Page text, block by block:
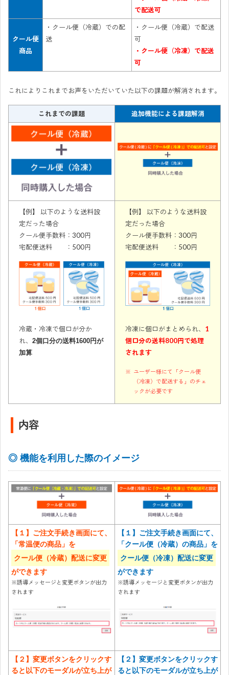
で配送可
クール便
商品
・クール便（冷蔵）での配
送
・クール便（冷蔵）で配送
可
・クール便（冷凍）で配送
可
これによりこれまでお声をいただいていた以下の課題が解消されます。
これまでの課題 追加機能による課題解消
【例】 以下のような送料設
定だった場合
クール便手数料：300円
宅配便送料 ：500円
冷蔵・冷凍で個口が分か
れ、 2個口分の送料1600円が
加算
【例】 以下のような送料設
定だった場合
クール便手数料：300円
宅配便送料 ：500円
冷凍に個口がまとめられ、 1
個口分の送料800円で処理
されます
ユーザー様にて「クール便
（冷凍）で配送する」のチェ
ックが必要です
内容
◎ 機能を利用した際のイメージ
【１】ご注文手続き画面にて、
「常温便の商品」を
クール便（冷蔵）配送に変更
ができます
※誘導メッセージと変更ボタンが出力
されます
【１】ご注文手続き画面にて、
「クール便（冷蔵）の商品」を
クール便（冷凍）配送に変更
ができます
※誘導メッセージと変更ボタンが出力
されます
【２】変更ボタンをクリックす
ると以下のモーダルが立ち上が
【２】変更ボタンをクリックす
ると以下のモーダルが立ち上が